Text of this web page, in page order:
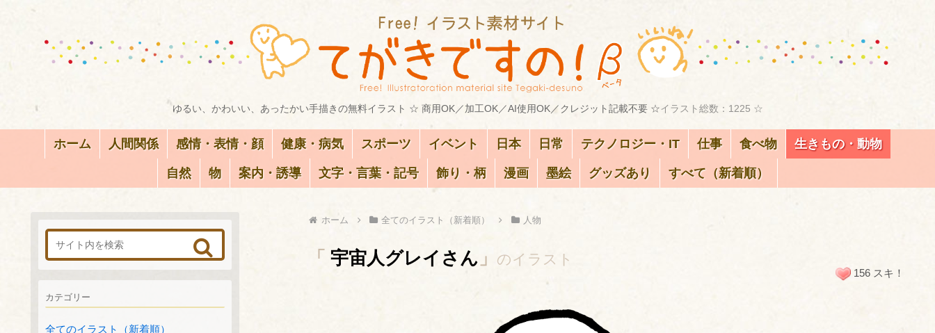
ゆるい、かわいい、あったかい手描きの無料イラスト ☆ 商用OK／加工OK／AI使用OK／クレジット記載不要 ☆イラスト総数：1225 ☆
ホーム 人間関係 感情・表情・顔 健康・病気 スポーツ イベント 日本 日常 テクノロジー・IT 仕事 食べ物 生きもの・動物
自然 物 案内・誘導 文字・言葉・記号 飾り・柄 漫画 墨絵 グッズあり すべて（新着順）
ホーム 全てのイラスト（新着順） 人物
「 宇宙人グレイさん 」 のイラスト
156 スキ！
カテゴリー
全てのイラスト（新着順）